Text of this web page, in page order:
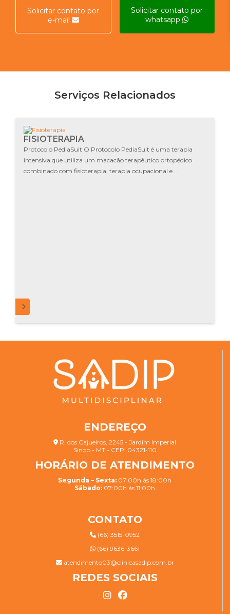
Solicitar contato por
e-mail
Solicitar contato por
whatsapp
Serviços Relacionados
FISIOTERAPIA
Protocolo PediaSuit O Protocolo PediaSuit é uma terapia
intensiva que utiliza um macacão terapêutico ortopédico
combinado com fisioterapia, terapia ocupacional e...
ENDEREÇO
R. dos Cajueiros, 2245 - Jardim Imperial
Sinop - MT - CEP: 04321-110
HORÁRIO DE ATENDIMENTO
Segunda – Sexta: 07:00h ás 18:00h
Sábado: 07:00h ás 11:00h
CONTATO
(66) 3515-0952
(66) 9636-3661
atendimento03@clinicasadip.com.br
REDES SOCIAIS